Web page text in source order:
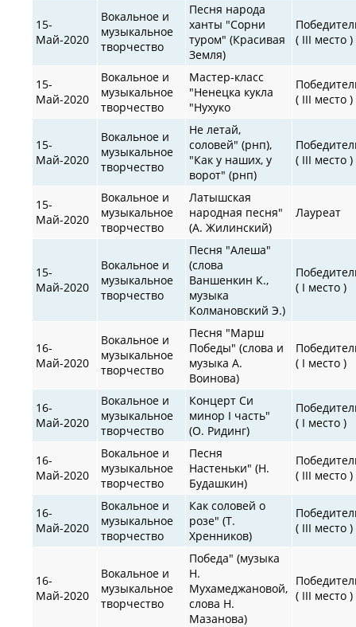
15-
Май-2020
Вокальное и
музыкальное
творчество
Песня народа
ханты "Сорни
туром" (Красивая
Земля)
( III место )
15-
Май-2020
Вокальное и
музыкальное
творчество
Мастер-класс
"Ненецка кукла
"Нухуко
( III место )
15-
Май-2020
Вокальное и
музыкальное
творчество
Не летай,
соловей" (рнп),
"Как у наших, у
ворот" (рнп)
( III место )
15-
Май-2020
Вокальное и
музыкальное
творчество
Латышская
народная песня"
(А. Жилинский)
Лауреат
15-
Май-2020
Вокальное и
музыкальное
творчество
Песня "Алеша"
(слова
Ваншенкин К.,
музыка
Колмановский Э.)
( I место )
16-
Май-2020
Вокальное и
музыкальное
творчество
Песня "Марш
Победы" (слова и
музыка А.
Воинова)
( I место )
16-
Май-2020
Вокальное и
музыкальное
творчество
Концерт Си
минор I часть"
(О. Ридинг)
( I место )
16-
Май-2020
Вокальное и
музыкальное
творчество
Песня
Настеньки" (Н.
Будашкин)
( III место )
16-
Май-2020
Вокальное и
музыкальное
творчество
Как соловей о
розе" (Т.
Хренников)
( III место )
16-
Май-2020
Вокальное и
музыкальное
творчество
Победа" (музыка
Н.
Мухамеджановой,
слова Н.
Мазанова)
( III место )